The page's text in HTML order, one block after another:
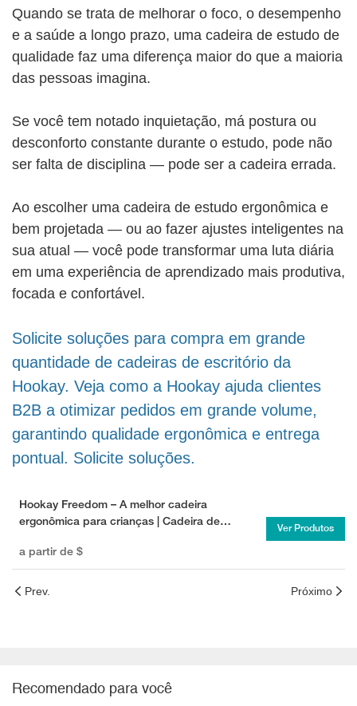
Quando se trata de melhorar o foco, o desempenho
e a saúde a longo prazo, uma cadeira de estudo de
qualidade faz uma diferença maior do que a maioria
das pessoas imagina.
Se você tem notado inquietação, má postura ou
desconforto constante durante o estudo, pode não
ser falta de disciplina — pode ser a cadeira errada.
Ao escolher uma cadeira de estudo ergonômica e
bem projetada — ou ao fazer ajustes inteligentes na
sua atual — você pode transformar uma luta diária
em uma experiência de aprendizado mais produtiva,
focada e confortável.
Solicite soluções para compra em grande
quantidade de cadeiras de escritório da
Hookay. Veja como a Hookay ajuda clientes
B2B a otimizar pedidos em grande volume,
garantindo qualidade ergonômica e entrega
pontual. Solicite soluções.
Hookay Freedom – A melhor cadeira
ergonômica para crianças | Cadeira de
pés
a partir de $
Ver Produtos
Prev. Próximo
Recomendado para você